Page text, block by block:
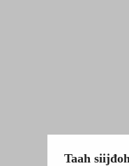
Taah